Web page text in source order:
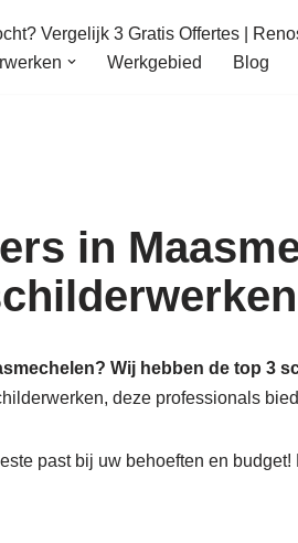
Vergelijk 3 Gratis Offertes |
Werkgebied Blog
in
Wij hebben de top 3
deze professionals
past bij uw behoeften en